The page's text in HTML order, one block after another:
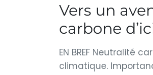
Vers un
carbone
EN BREF Neutralité
climatique.